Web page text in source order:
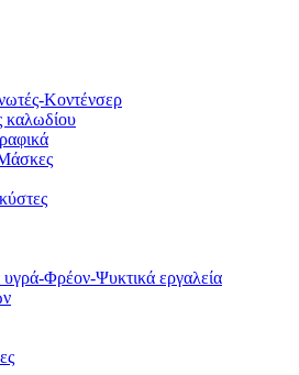
Κοντένσερ
καλωδίου
Φρέον-Ψυκτικά εργαλεία